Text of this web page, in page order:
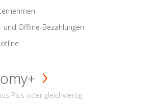
und Offline-Bezahlungen
Plus oder gleichwertig